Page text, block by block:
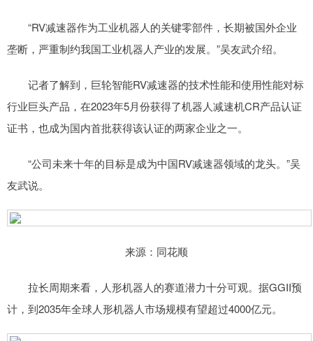
“RV减速器作为工业机器人的关键零部件，长期被国外企业
垄断，严重制约我国工业机器人产业的发展。”吴友武介绍。
记者了解到，巨轮智能RV减速器的技术性能和使用性能对标
行业巨头产品，在2023年5月份获得了机器人减速机CR产品认证
证书，也成为国内首批获得该认证的两家企业之一。
“公司未来十年的目标是成为中国RV减速器领域的龙头。”吴
友武说。
来源：同花顺
拉长周期来看，人形机器人的赛道潜力十分可观。据GGII预
计，到2035年全球人形机器人市场规模有望超过4000亿元。